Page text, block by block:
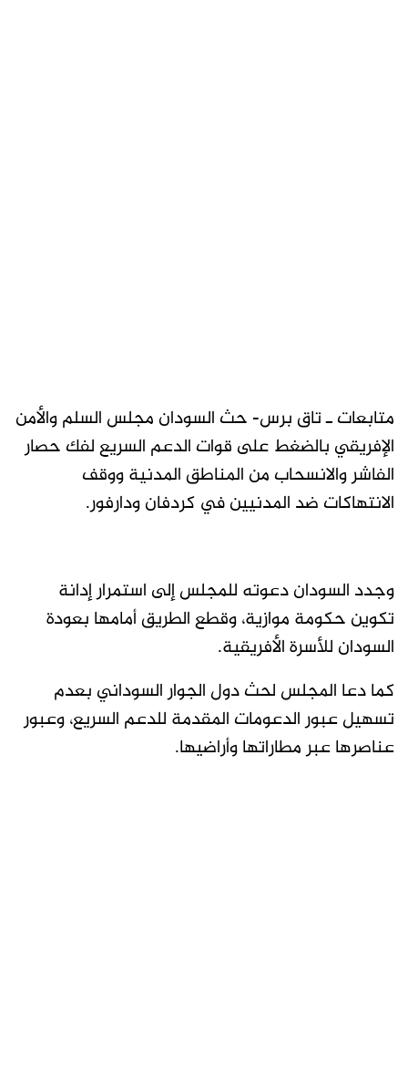
متابعات ـ تاق برس- حث السودان مجلس السلم والأمن
الإفريقي بالضغط على قوات الدعم السريع لفك حصار
الفاشر والانسحاب من المناطق المدنية ووقف
الانتهاكات ضد المدنيين في كردفان ودارفور.
وجدد السودان دعوته للمجلس إلى استمرار إدانة
تكوين حكومة موازية، وقطع الطريق أمامها بعودة
السودان للأسرة الأفريقية.
كما دعا المجلس لحث دول الجوار السوداني بعدم
تسهيل عبور الدعومات المقدمة للدعم السريع، وعبور
عناصرها عبر مطاراتها وأراضيها.